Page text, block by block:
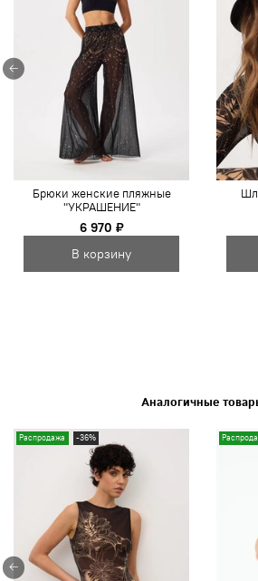
Брюки женские пляжные
"УКРАШЕНИЕ"
6 970 ₽
В корзину
Аналогичные
Распродажа -36%